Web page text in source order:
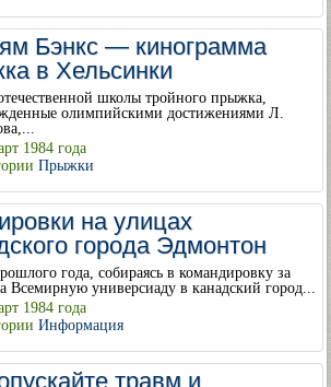
Бэнкс — кинограмма
в Хельсинки
школы тройного прыжка,
олимпийскими достижениями Л.
1984 года
Прыжки
на улицах
города Эдмонтон
года, собираясь в командировку за
Всемирную универсиаду в канадский город...
1984 года
Информация
травм и